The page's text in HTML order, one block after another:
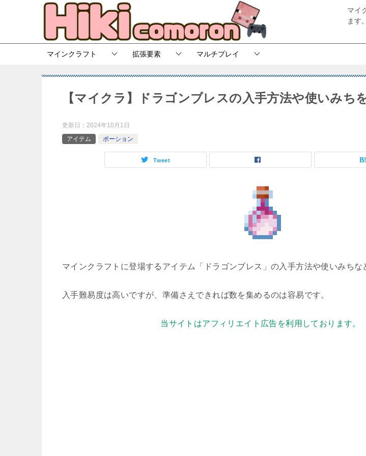
マイ
ます。
マインクラフト 拡張要素 マルチプレイ
【マイクラ】ドラゴンブレスの入手方法や使いみち
更新日： 2024年10月1日
アイテム
ポーション
Tweet
マインクラフトに登場するアイテム「ドラゴンブレス」の入手方法や使いみちな
入手難易度は高いですが、準備さえできれば数を集めるのは容易です。
当サイトはアフィリエイト広告を利用しております。